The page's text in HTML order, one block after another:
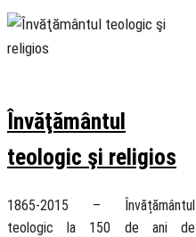
Învăţământul
teologic şi religios
1865-2015 – Învățământul
teologic la 150 de ani de